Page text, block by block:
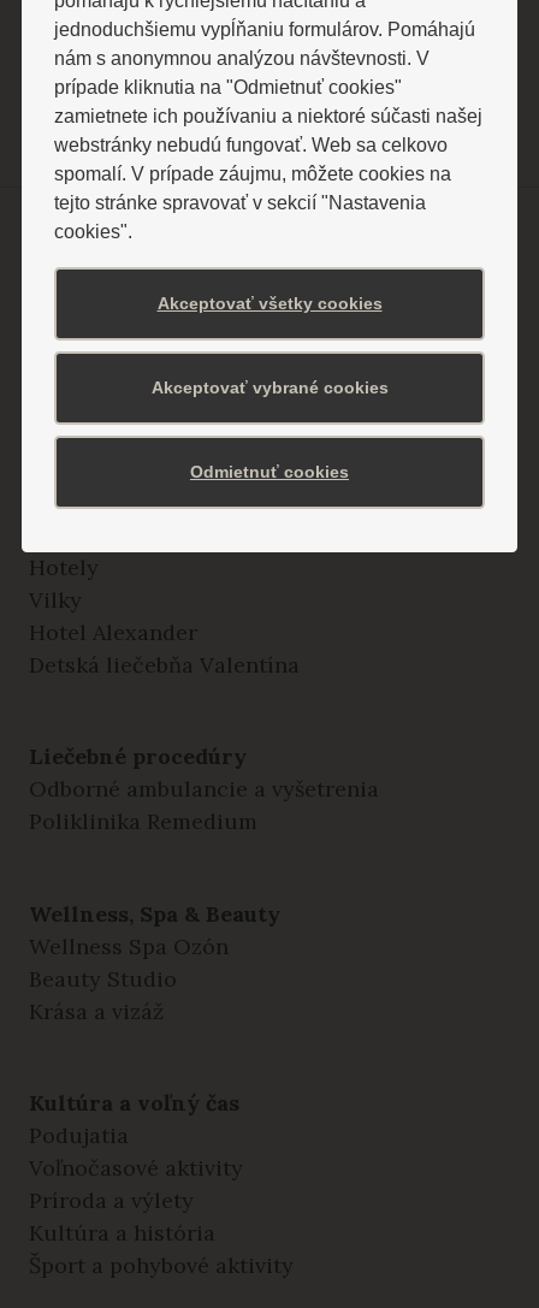
IČ DPH: SK2020026250
Pobyty a ceny
Pobyty cez poisťovňu
Relaxačné pobyty
Liečebné pobyty
Senior pobyty
Ostatné cenníky
Hotely
Vilky
Hotel Alexander
Detská liečebňa Valentína
Liečebné procedúry
Odborné ambulancie a vyšetrenia
Poliklinika Remedium
Wellness, Spa & Beauty
Wellness Spa Ozón
Beauty Studio
Krása a vizáž
Kultúra a voľný čas
Podujatia
Voľnočasové aktivity
Príroda a výlety
Kultúra a história
Šport a pohybové aktivity
jednoduchšiemu vypĺňaniu formulárov. Pomáhajú
nám s anonymnou analýzou návštevnosti. V
prípade kliknutia na "Odmietnuť cookies"
zamietnete ich používaniu a niektoré súčasti našej
webstránky nebudú fungovať. Web sa celkovo
spomalí. V prípade záujmu, môžete cookies na
tejto stránke spravovať v sekcií "Nastavenia
cookies".
Akceptovať všetky cookies
Akceptovať vybrané cookies
Odmietnuť cookies